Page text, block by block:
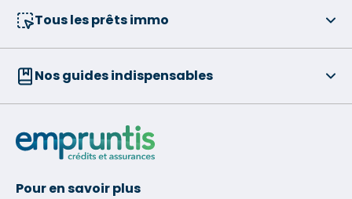
Tous les prêts immo
Nos guides indispensables
Pour en savoir plus